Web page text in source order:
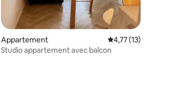
5 sur 5
Appartement Évaluation moyenne
4,77 (13)
Studio appartement avec balcon